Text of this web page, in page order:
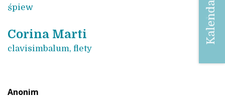
śpiew
Corina Marti
clavisimbalum, flety
Anonim